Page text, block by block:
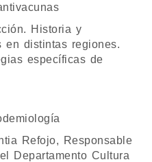
Historia y
en distintas regiones.
específicas de
Refojo, Responsable
Departamento Cultura